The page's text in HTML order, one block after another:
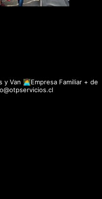
y Van 👩‍💻Empresa Familiar + de